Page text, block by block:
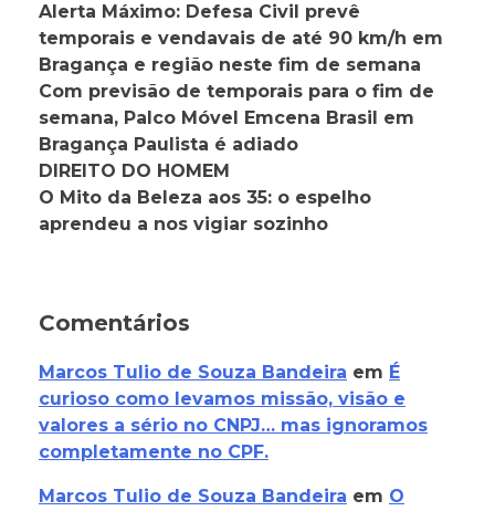
Alerta Máximo: Defesa Civil prevê
temporais e vendavais de até 90 km/h em
Bragança e região neste fim de semana
Com previsão de temporais para o fim de
semana, Palco Móvel Emcena Brasil em
Bragança Paulista é adiado
DIREITO DO HOMEM
O Mito da Beleza aos 35: o espelho
aprendeu a nos vigiar sozinho
Comentários
Marcos Tulio de Souza Bandeira em É
curioso como levamos missão, visão e
valores a sério no CNPJ… mas ignoramos
completamente no CPF.
Marcos Tulio de Souza Bandeira em O